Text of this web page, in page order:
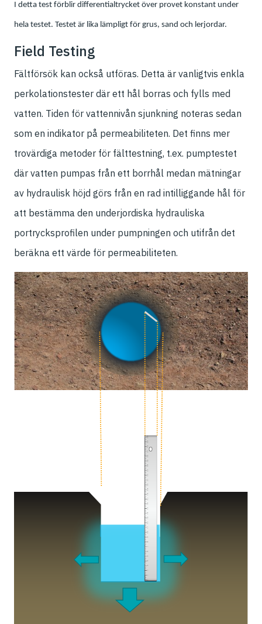
I detta test förblir differentialtrycket över provet konstant under
hela testet. Testet är lika lämpligt för grus, sand och lerjordar.
Field Testing
Fältförsök kan också utföras. Detta är vanligtvis enkla
perkolationstester där ett hål borras och fylls med
vatten. Tiden för vattennivån sjunkning noteras sedan
som en indikator på permeabiliteten. Det finns mer
trovärdiga metoder för fälttestning, t.ex. pumptestet
där vatten pumpas från ett borrhål medan mätningar
av hydraulisk höjd görs från en rad intilliggande hål för
att bestämma den underjordiska hydrauliska
portrycksprofilen under pumpningen och utifrån det
beräkna ett värde för permeabiliteten.